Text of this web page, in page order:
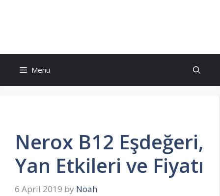
Menu
Nerox B12 Eşdeğeri,
Yan Etkileri ve Fiyatı
6 April 2019 by Noah